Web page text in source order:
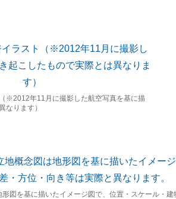
※2012年11月に撮影した航空写真を基に描
なります）
を基に描いたイメージ図で、位置・スケール・建